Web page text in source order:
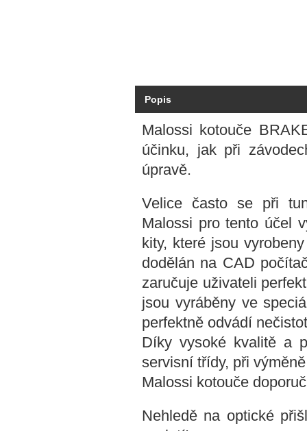
Popis
Malossi kotouče
účinku, jak při
úpravě.
Velice často se při
Malossi pro tento účel
kity, které jsou
dodělán na CAD
zaručuje uživateli
jsou vyráběny ve
perfektně odvádí
Díky vysoké kvalitě a
servisní třídy, při
Malossi kotouče
Nehledě na optické